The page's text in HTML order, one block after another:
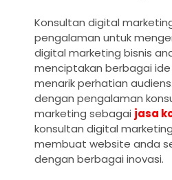
Konsultan digital
pengalaman untuk
digital marketing bisnis
menciptakan berbagai
menarik perhatian
dengan pengalaman
marketing sebagai jasa
konsultan digital
membuat website anda
dengan berbagai inovasi.